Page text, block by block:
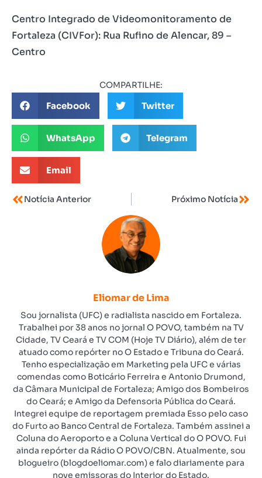
Centro Integrado de Videomonitoramento de
Fortaleza (CIVFor): Rua Rufino de Alencar, 89 –
Centro
COMPARTILHE:
Facebook Twitter
WhatsApp Telegram
Email
Notícia Anterior Próximo Notícia
Eliomar de Lima
Sou jornalista (UFC) e radialista nascido em Fortaleza.
Trabalhei por 38 anos no jornal O POVO, também na TV
Cidade, TV Ceará e TV COM (Hoje TV Diário), além de ter
atuado como repórter no O Estado e Tribuna do Ceará.
Tenho especialização em Marketing pela UFC e várias
comendas como Boticário Ferreira e Antonio Drumond,
da Câmara Municipal de Fortaleza; Amigo dos Bombeiros
do Ceará; e Amigo da Defensoria Pública do Ceará.
Integrei equipe de reportagem premiada Esso pelo caso
do Furto ao Banco Central de Fortaleza. Também assinei a
Coluna do Aeroporto e a Coluna Vertical do O POVO. Fui
ainda repórter da Rádio O POVO/CBN. Atualmente, sou
blogueiro (blogdoeliomar.com) e falo diariamente para
nove emissoras do Interior do Estado.